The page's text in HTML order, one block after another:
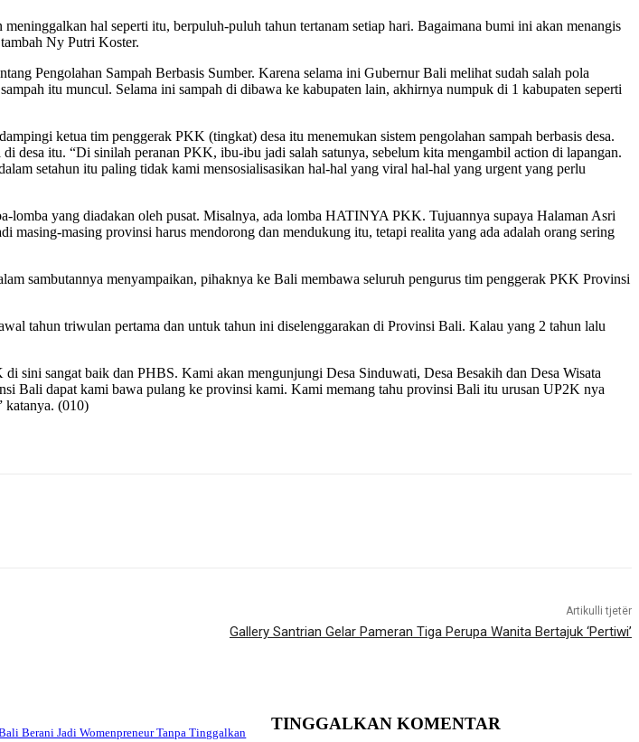
hal seperti itu, berpuluh-puluh tahun tertanam setiap hari. Bagaimana bumi ini akan menangis
Ny Putri Koster.
Pengolahan Sampah Berbasis Sumber. Karena selama ini Gubernur Bali melihat sudah salah pola
itu muncul. Selama ini sampah di dibawa ke kabupaten lain, akhirnya numpuk di 1 kabupaten seperti
ketua tim penggerak PKK (tingkat) desa itu menemukan sistem pengolahan sampah berbasis desa.
desa itu. “Di sinilah peranan PKK, ibu-ibu jadi salah satunya, sebelum kita mengambil action di lapangan.
setahun itu paling tidak kami mensosialisasikan hal-hal yang viral hal-hal yang urgent yang perlu
lomba yang diadakan oleh pusat. Misalnya, ada lomba HATINYA PKK. Tujuannya supaya Halaman Asri
masing provinsi harus mendorong dan mendukung itu, tetapi realita yang ada adalah orang sering
sambutannya menyampaikan, pihaknya ke Bali membawa seluruh pengurus tim penggerak PKK Provinsi
tahun triwulan pertama dan untuk tahun ini diselenggarakan di Provinsi Bali. Kalau yang 2 tahun lalu
sangat baik dan PHBS. Kami akan mengunjungi Desa Sinduwati, Desa Besakih dan Desa Wisata
Bali dapat kami bawa pulang ke provinsi kami. Kami memang tahu provinsi Bali itu urusan UP2K nya
katanya. (010)
Artikulli tjetër
Gallery Santrian Gelar Pameran Tiga Perupa Wanita Bertajuk ‘Pertiwi’
Berani Jadi Womenpreneur Tanpa Tinggalkan TINGGALKAN KOMENTAR